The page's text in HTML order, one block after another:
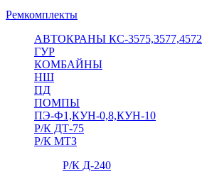
Ремкомплекты
АВТОКРАНЫ КС-3575,3577,4572
ГУР
КОМБАЙНЫ
НШ
ПД
ПОМПЫ
ПЭ-Ф1,КУН-0,8,КУН-10
Р/К ДТ-75
Р/К МТЗ
Р/К Д-240